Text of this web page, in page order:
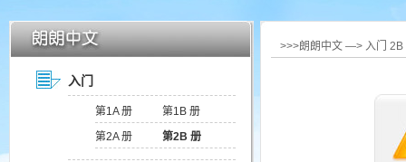
入门
第1A 册
第1B 册
第2A 册
第2B 册
>>>朗朗中文 —> 入门